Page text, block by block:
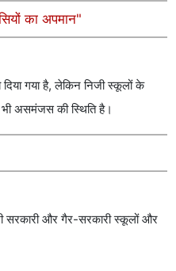
का अपमान"
गया है, लेकिन निजी स्कूलों के
असमंजस की स्थिति है।
सरकारी और गैर-सरकारी स्कूलों और